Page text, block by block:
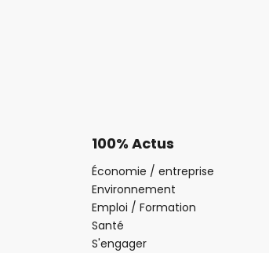
100% Actus
Économie / entreprise
Environnement
Emploi / Formation
Santé
S'engager